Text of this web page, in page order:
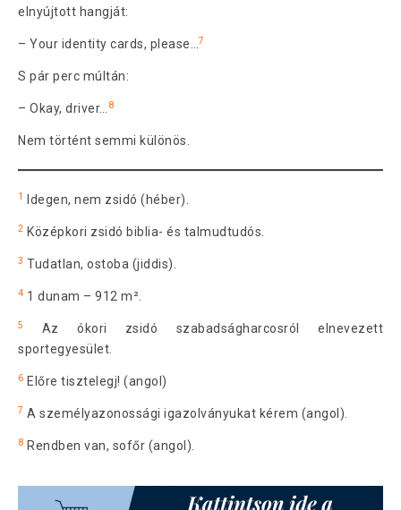
elnyújtott hangját:
– Your identity cards, please…7
S pár perc múltán:
– Okay, driver… 8
Nem történt semmi különös.
1 Idegen, nem zsidó (héber).
2 Középkori zsidó biblia- és talmudtudós.
3 Tudatlan, ostoba (jiddis).
4 1 dunam – 912 m².
5
Az ókori zsidó szabadságharcosról elnevezett
sportegyesület.
6 Előre tisztelegj! (angol)
7 A személyazonossági igazolványukat kérem (angol).
8 Rendben van, sofőr (angol).